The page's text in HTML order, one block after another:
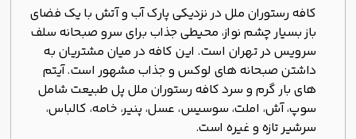
کافه رستوران ملل در نزدیکی پارک آب و آتش با یک فضای
باز بسیار چشم نواز، محیطی جذاب برای سرو صبحانه سلف
سرویس در تهران است. این کافه در میان مشتریان به
داشتن صبحانه های لوکس و جذاب مشهور است. آیتم
های بار گرم و سرد کافه رستوران ملل پل طبیعت شامل
سوپ، آش، املت، سوسیس، عسل، پنیر، خامه، کالباس،
سرشیر تازه و غیره است.